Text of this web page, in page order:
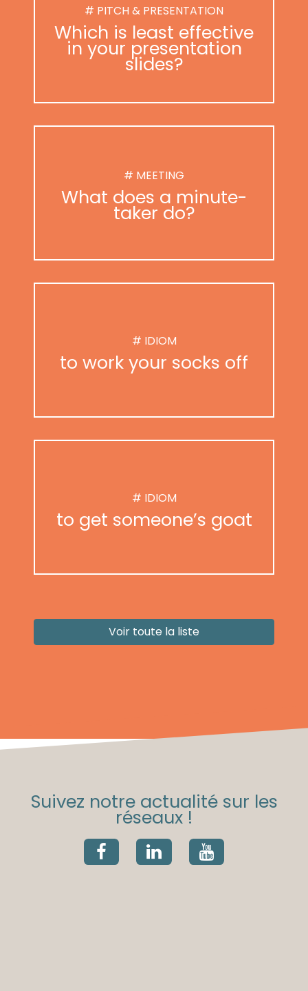
# PITCH & PRESENTATION
Which is least effective
in your presentation
slides?
# MEETING
What does a minute-
taker do?
# IDIOM
to work your socks off
# IDIOM
to get someone’s goat
Voir toute la liste
Suivez notre actualité sur les
réseaux !